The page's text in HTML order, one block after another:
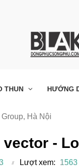
-
Lượt xem: 1563
THUN HƯỚNG
Hà Nội